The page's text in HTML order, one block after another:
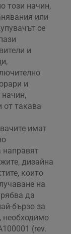
този начин,
или
се
и
и
от такава
имат
направят
дизайна
които
на
да
бързо за
необходимо
(rev.